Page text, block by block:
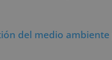
del medio ambiente